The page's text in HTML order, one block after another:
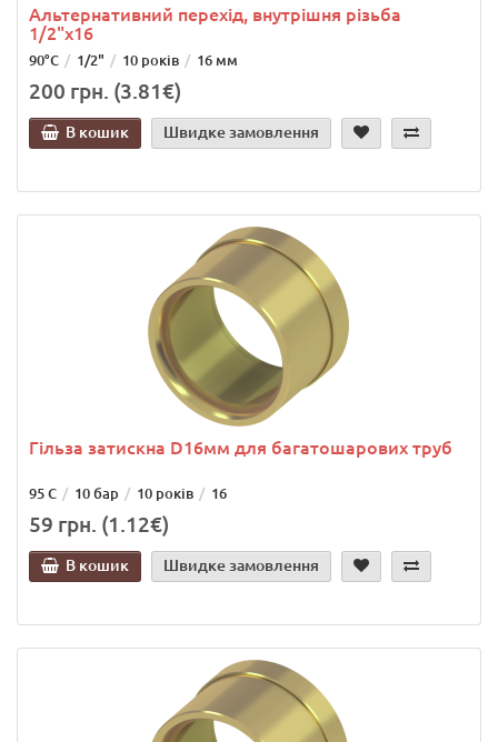
Альтернативний перехід, внутрішня різьба
1/2"х16
90°C 1/2" 10 років 16 мм
200 грн. (3.81€)
В кошик Швидке замовлення
Гільза затискна D16мм для багатошарових труб
95 С 10 бар 10 років 16
59 грн. (1.12€)
В кошик Швидке замовлення